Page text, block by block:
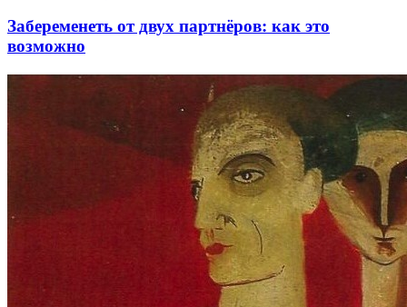
Забеременеть от двух партнёров: как это
возможно